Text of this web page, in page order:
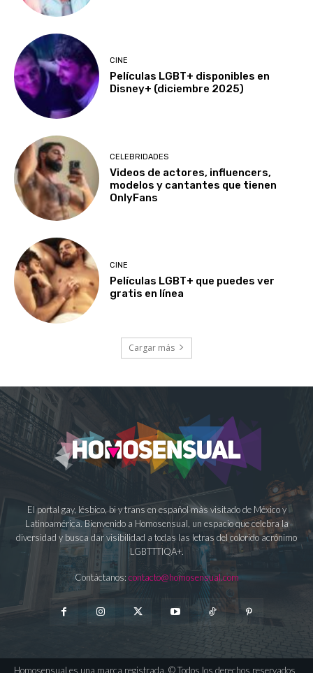
CINE
Películas LGBT+ disponibles en
Disney+ (diciembre 2025)
CELEBRIDADES
Videos de actores, influencers,
modelos y cantantes que tienen
OnlyFans
CINE
Películas LGBT+ que puedes ver
gratis en línea
Cargar más
El portal gay, lésbico, bi y trans en español más visitado de México y
Latinoamérica. Bienvenido a Homosensual, un espacio que celebra la
diversidad y busca dar visibilidad a todas las letras del colorido acrónimo
LGBTTTIQA+.
Contáctanos: contacto@homosensual.com
Homosensual es una marca registrada. © Todos los derechos reservados